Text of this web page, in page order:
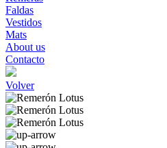
Faldas
Vestidos
Mats
About us
Contacto
Volver